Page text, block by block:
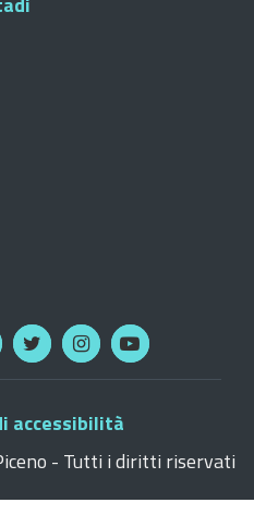
accessibilità
- Tutti i diritti riservati